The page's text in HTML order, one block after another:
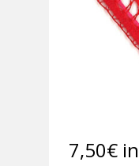
7,50€